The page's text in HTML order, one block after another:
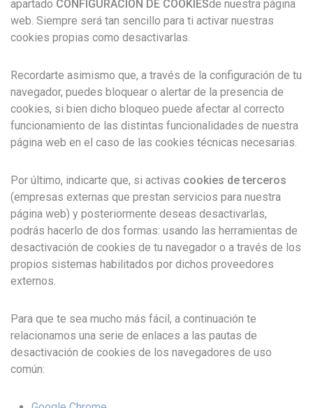
apartado CONFIGURACIÓN DE COOKIESde nuestra página
web. Siempre será tan sencillo para ti activar nuestras
cookies propias como desactivarlas.
Recordarte asimismo que, a través de la configuración de tu
navegador, puedes bloquear o alertar de la presencia de
cookies, si bien dicho bloqueo puede afectar al correcto
funcionamiento de las distintas funcionalidades de nuestra
página web en el caso de las cookies técnicas necesarias.
Por último, indicarte que, si activas cookies de terceros
(empresas externas que prestan servicios para nuestra
página web) y posteriormente deseas desactivarlas,
podrás hacerlo de dos formas: usando las herramientas de
desactivación de cookies de tu navegador o a través de los
propios sistemas habilitados por dichos proveedores
externos.
Para que te sea mucho más fácil, a continuación te
relacionamos una serie de enlaces a las pautas de
desactivación de cookies de los navegadores de uso
común: